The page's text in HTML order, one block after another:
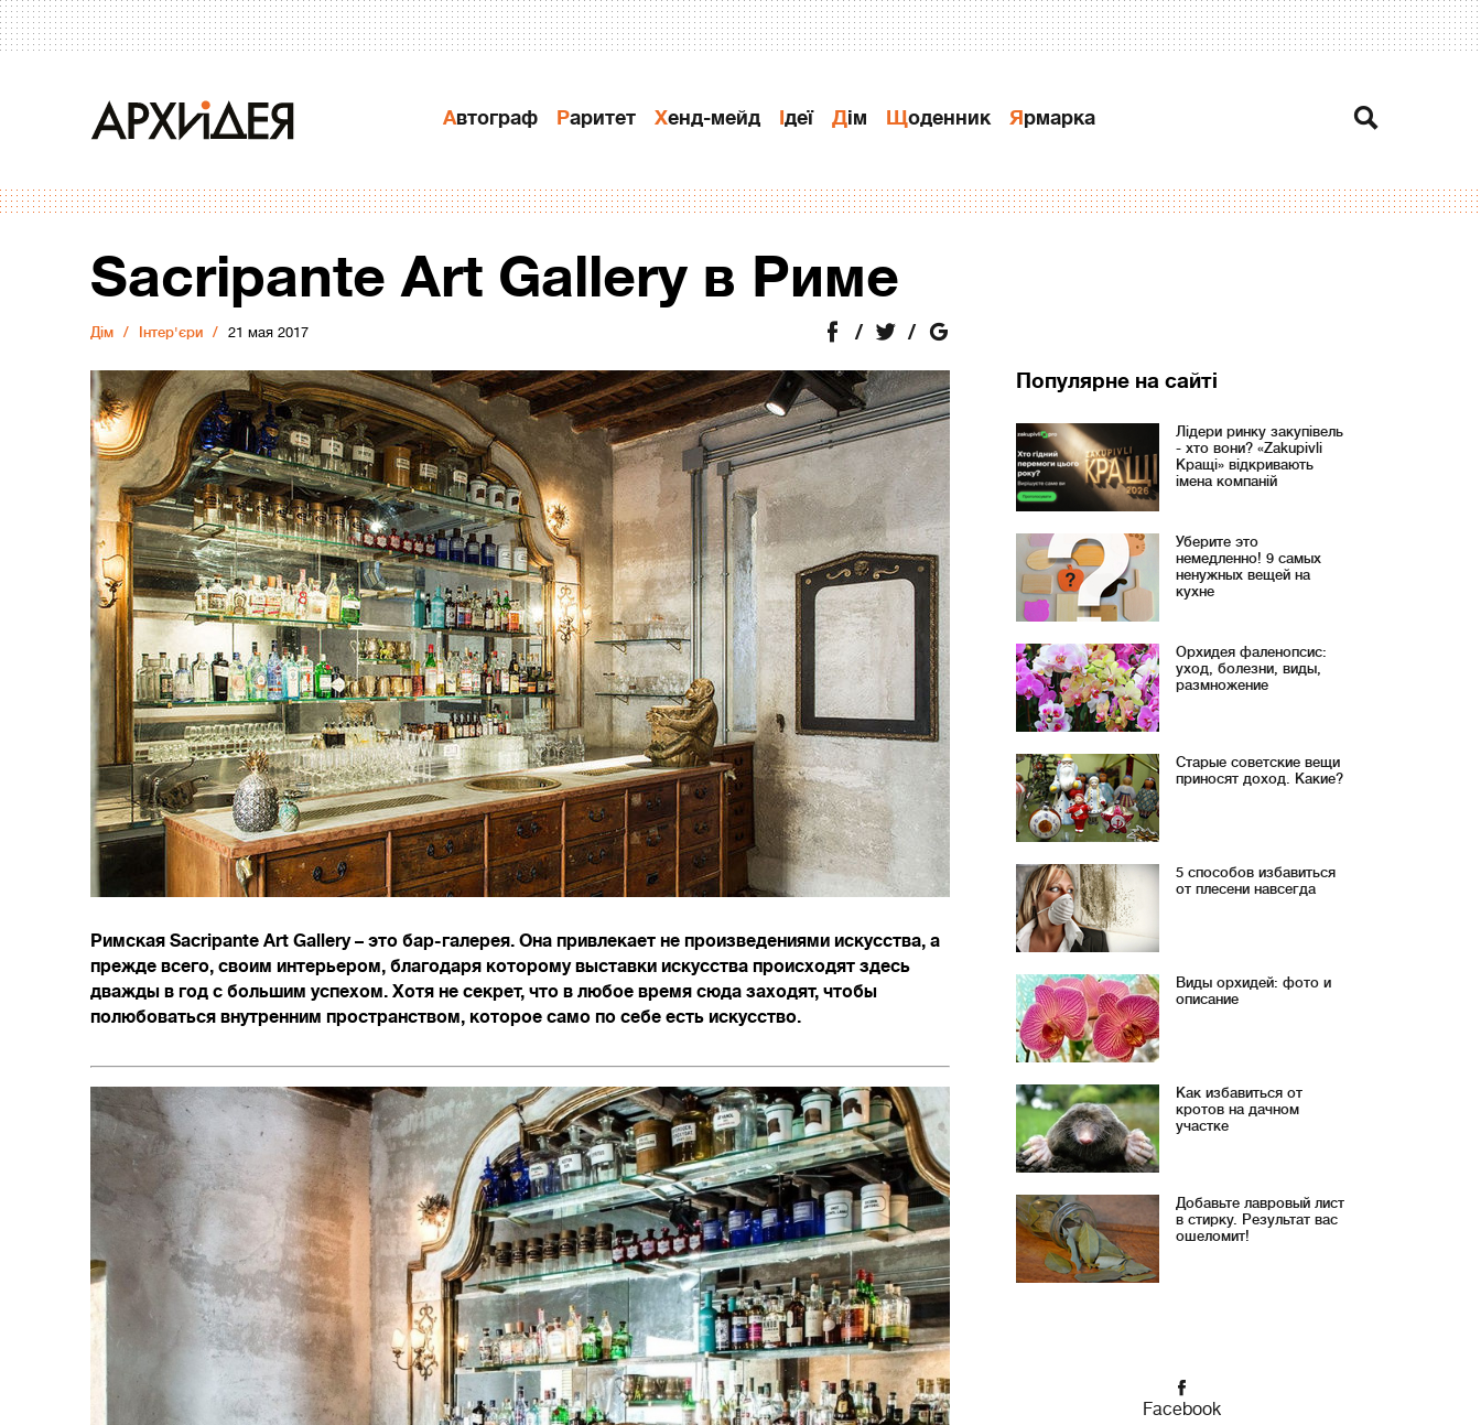
Автограф Раритет Хенд-мейд Ідеї Дiм Щоденник Ярмарка
Sacripante Art Gallery в Риме
Дiм Інтер'єри 21 мая 2017
Римская Sacripante Art Gallery – это бар-галерея. Она привлекает не произведениями искусства, а
прежде всего, своим интерьером, благодаря которому выставки искусства происходят здесь
дважды в год с большим успехом. Хотя не секрет, что в любое время сюда заходят, чтобы
полюбоваться внутренним пространством, которое само по себе есть искусство.
Популярне на сайті
Лідери ринку закупівель
- хто вони? «Zakupivli
Кращі» відкривають
імена компаній
Уберите это
немедленно! 9 самых
ненужных вещей на
кухне
Орхидея фаленопсис:
уход, болезни, виды,
размножение
Старые советские вещи
приносят доход. Какие?
5 способов избавиться
от плесени навсегда
Виды орхидей: фото и
описание
Как избавиться от
кротов на дачном
участке
Добавьте лавровый лист
в стирку. Результат вас
ошеломит!
Facebook